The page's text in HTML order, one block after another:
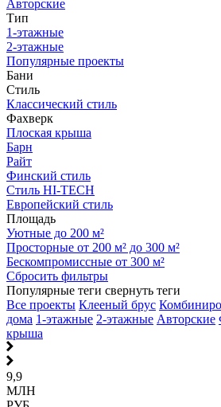
Авторские
Тип
1-этажные
2-этажные
Популярные проекты
Бани
Стиль
Классический стиль
Фахверк
Плоская крыша
Барн
Райт
Финский стиль
Стиль HI-TECH
Европейский стиль
Площадь
Уютные до 200 м²
Просторные от 200 м² до 300 м²
Бескомпромиссные от 300 м²
Сбросить фильтры
Популярные теги свернуть теги
Все проекты Клееный брус
дома 1-этажные 2-этажные Авторские
крыша
9,9
МЛН